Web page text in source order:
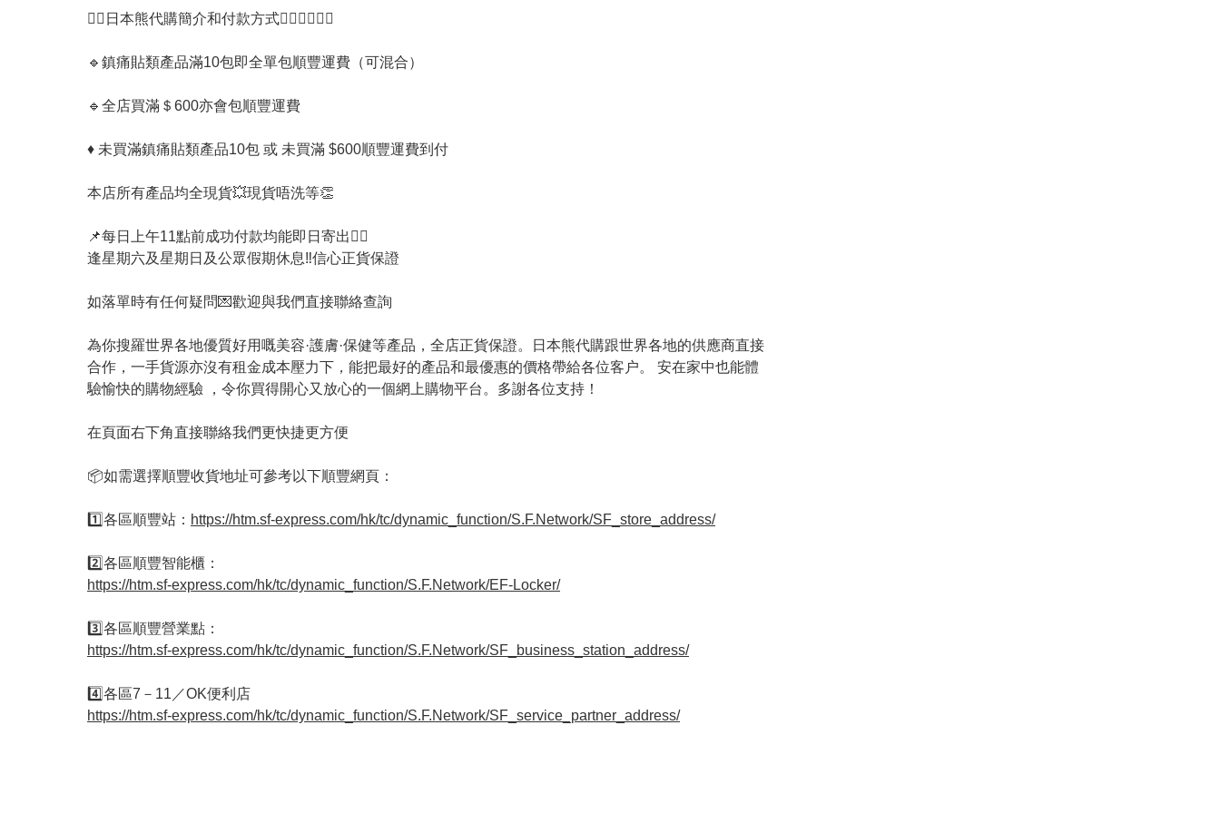
👇🏻日本熊代購簡介和付款方式👇🏻👉🏻👈🏻
🔹️鎮痛貼類產品滿10包即全單包順豐運費（可混合）
🔹️全店買滿＄600亦會包順豐運費
♦️ 未買滿鎮痛貼類產品10包 或 未買滿 $600順豐運費到付
本店所有產品均全現貨💥現貨唔洗等👏
📌每日上午11點前成功付款均能即日寄出👍🏻
逢星期六及星期日及公眾假期休息‼️信心正貨保證
如落單時有任何疑問💌歡迎與我們直接聯絡查詢
為你搜羅世界各地優質好用嘅美容·護膚·保健等產品，全店正貨保證。日本熊代購跟世界各地的供應商直接
合作，一手貨源亦沒有租金成本壓力下，能把最好的產品和最優惠的價格帶給各位客户。 安在家中也能體
驗愉快的購物經驗 ，令你買得開心又放心的一個網上購物平台。多謝各位支持！
在頁面右下角直接聯絡我們更快捷更方便
📦如需選擇順豐收貨地址可參考以下順豐網頁：
1️⃣各區順豐站： https://htm.sf-express.com/hk/tc/dynamic_function/S.F.Network/SF_store_address/
https://htm.sf-express.com/hk/tc/dynamic_function/S.F.Network/EF-Locker/
https://htm.sf-express.com/hk/tc/dynamic_function/S.F.Network/SF_business_station_address/
https://htm.sf-express.com/hk/tc/dynamic_function/S.F.Network/SF_service_partner_address/